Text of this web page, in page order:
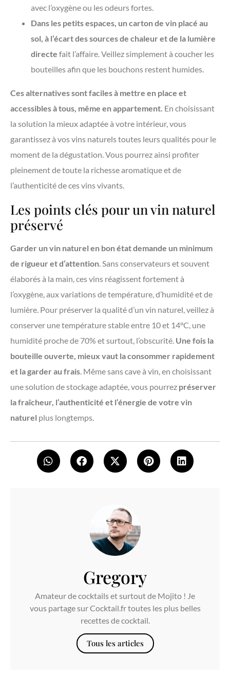
avec l’oxygène ou les odeurs fortes.
Dans les petits espaces, un carton de vin placé au
sol, à l’écart des sources de chaleur et de la lumière
directe fait l’affaire. Veillez simplement à coucher les
bouteilles afin que les bouchons restent humides.
Ces alternatives sont faciles à mettre en place et
accessibles à tous, même en appartement. En choisissant
la solution la mieux adaptée à votre intérieur, vous
garantissez à vos vins naturels toutes leurs qualités pour le
moment de la dégustation. Vous pourrez ainsi profiter
pleinement de toute la richesse aromatique et de
l’authenticité de ces vins vivants.
Les points clés pour un vin naturel
préservé
Garder un vin naturel en bon état demande un minimum
de rigueur et d’attention. Sans conservateurs et souvent
élaborés à la main, ces vins réagissent fortement à
l’oxygène, aux variations de température, d’humidité et de
lumière. Pour préserver la qualité d’un vin naturel, veillez à
conserver une température stable entre 10 et 14°C, une
humidité proche de 70% et surtout, l’obscurité. Une fois la
bouteille ouverte, mieux vaut la consommer rapidement
et la garder au frais. Même sans cave à vin, en choisissant
une solution de stockage adaptée, vous pourrez préserver
la fraîcheur, l’authenticité et l’énergie de votre vin
naturel plus longtemps.
Gregory
Amateur de cocktails et surtout de Mojito ! Je
vous partage sur Cocktail.fr toutes les plus belles
recettes de cocktail.
Tous les articles